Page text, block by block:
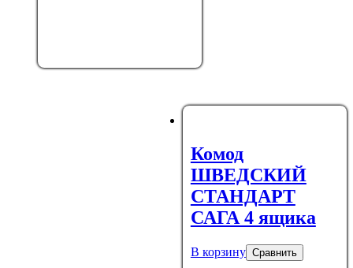
Комод
ШВЕДСКИЙ
СТАНДАРТ
САГА 4 ящика
В корзину Сравнить